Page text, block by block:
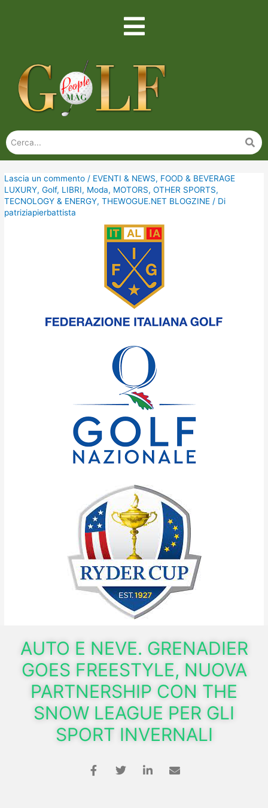
Lascia un commento / EVENTI & NEWS, FOOD & BEVERAGE
LUXURY,Golf, LIBRI, Moda, MOTORS,OTHER SPORTS,
TECNOLOGY & ENERGY,THEWOGUE.NET BLOGZINE / Di
patriziapierbattista
AUTO E NEVE. GRENADIER
GOES FREESTYLE, NUOVA
PARTNERSHIP CON THE
SNOW LEAGUE PER GLI
SPORT INVERNALI